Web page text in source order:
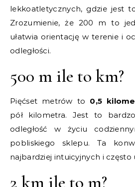
lekkoatletycznych, gdzie jest
Zrozumienie, że 200 m to
ułatwia orientację w terenie i
odległości.
500 m ile to km?
Pięćset metrów to 0,5
pół kilometra. Jest to
odległość w życiu
pobliskiego sklepu. Ta
najbardziej intuicyjnych i często
2 km ile to m?